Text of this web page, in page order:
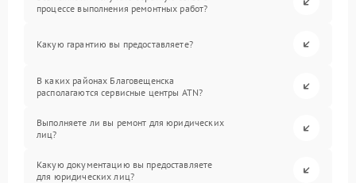
процессе выполнения ремонтных работ?
Какую гарантию вы предоставляете?
В каких районах Благовещенска
располагаются сервисные центры ATN?
Выполняете ли вы ремонт для юридических
лиц?
Какую документацию вы предоставляете
для юридических лиц?